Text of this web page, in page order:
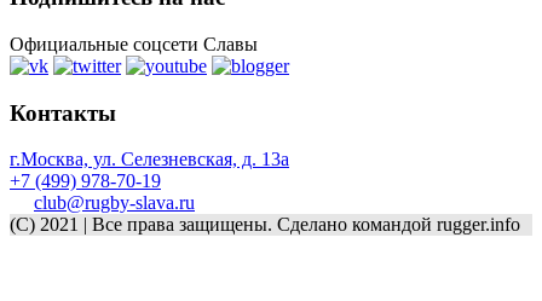
Официальные соцсети Славы
Контакты
г.Москва, ул. Селезневская, д. 13a
+7 (499) 978-70-19
club@rugby-slava.ru
(C) 2021 | Все права защищены. Сделано командой rugger.info